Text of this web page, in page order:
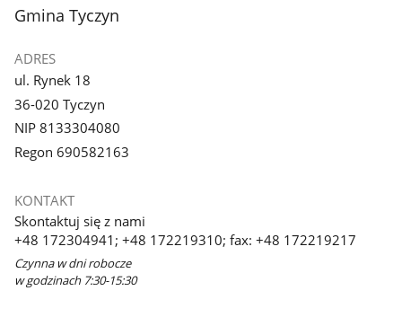
stopka
Gmina Tyczyn
ADRES
ul. Rynek 18
36-020 Tyczyn
NIP 8133304080
Regon 690582163
KONTAKT
Skontaktuj się z nami
+48 172304941; +48 172219310; fax: +48 172219217
Czynna w dni robocze
w godzinach 7:30-15:30